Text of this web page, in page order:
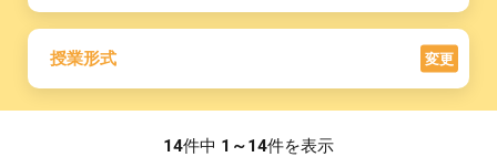
授業形式 変更
14件中 1～14件を表示